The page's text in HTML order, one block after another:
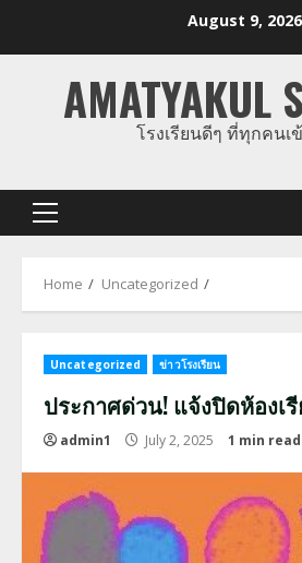
August 9, 2026
AMATYAKUL
โรงเรียนดีๆ ที่ทุกคนเ
Primary
Home Uncategorized
Uncategorized ข่าวโรงเรียน
ประกาศด่วน! แจ้งปิดห้องเ
admin1 July 2, 2025 1 min read